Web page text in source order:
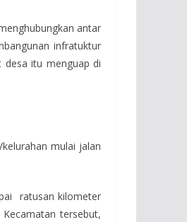
antar
infratuktur
desa itu menguap di
mulai jalan
ratusan kilometer
Kecamatan tersebut,